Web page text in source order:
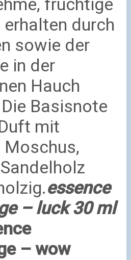
fruchtige
erhalten durch
sowie der
in der
Hauch
Basisnote
mit
Moschus,
essence
– luck 30 ml
– wow